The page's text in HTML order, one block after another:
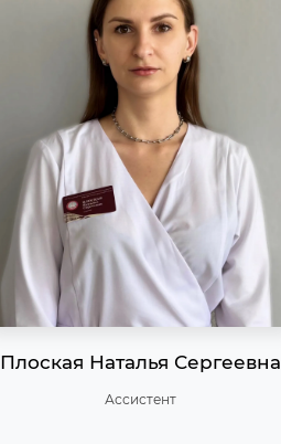
Плоская Наталья Сергеевна
Ассистент